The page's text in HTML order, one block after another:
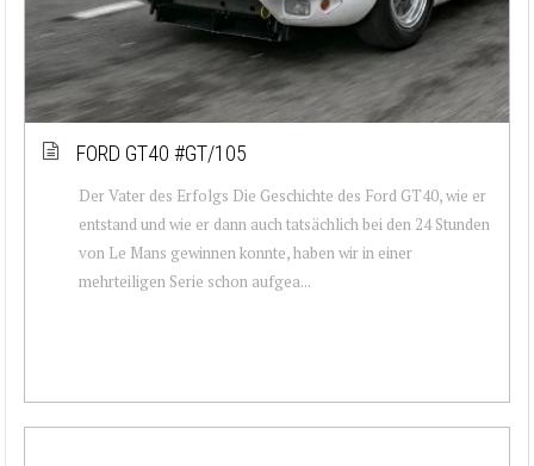
FORD GT40 #GT/105
Der Vater des Erfolgs Die Geschichte des Ford GT40, wie er
entstand und wie er dann auch tatsächlich bei den 24 Stunden
von Le Mans gewinnen konnte, haben wir in einer
mehrteiligen Serie schon aufgea...